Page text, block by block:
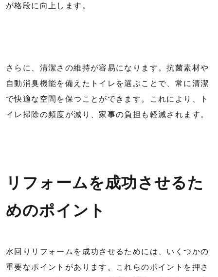
が格段に向上します。
さらに、清潔さの維持が容易になります。抗菌素材や
自動消臭機能を備えたトイレを選ぶことで、常に清潔
で快適な空間を保つことができます。これにより、ト
イレ掃除の頻度が減り、家事の負担も軽減されます。
リフォームを成功させるた
めのポイント
水回りリフォームを成功させるためには、いくつかの
重要なポイントがあります。これらのポイントを押さ